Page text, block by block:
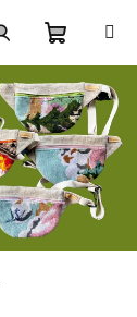
Přihlášení
košík